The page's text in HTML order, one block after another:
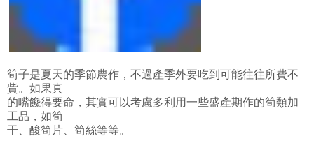
筍子是夏天的季節農作，不過產季外要吃到可能往往所費不
貲。如果真
的嘴饞得要命，其實可以考慮多利用一些盛產期作的筍類加
工品，如筍
干、酸筍片、筍絲等等。